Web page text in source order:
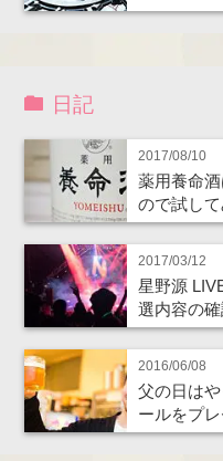
日記
2017/08/10
薬用養命
ので試して
2017/03/12
星野源
選内容の
2016/06/08
父の日は
ールをプ